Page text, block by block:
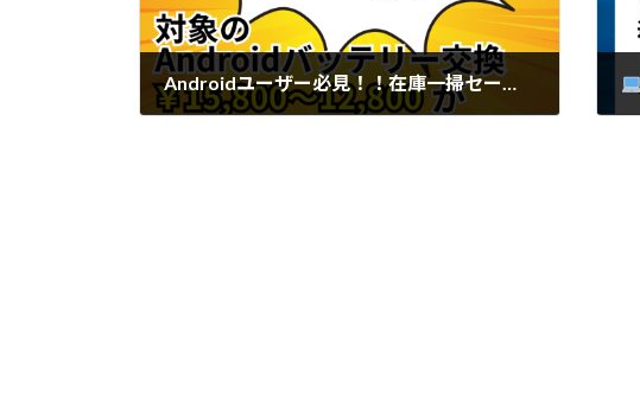
Androidユーザー必見！！在庫一掃セール！！